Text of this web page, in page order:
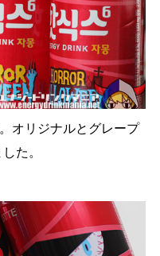
オリジナルとグレープ
た。